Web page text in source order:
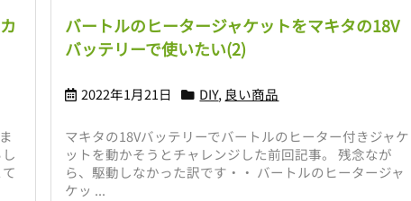
バートルのヒータージャケットをマキタの18V
バッテリーで使いたい(2)
2022年1月21日 DIY, 良い商品
マキタの18Vバッテリーでバートルのヒーター付きジャケ
ットを動かそうとチャレンジした前回記事。 残念なが
ら、駆動しなかった訳です・・ バートルのヒータージャ
ケッ ...